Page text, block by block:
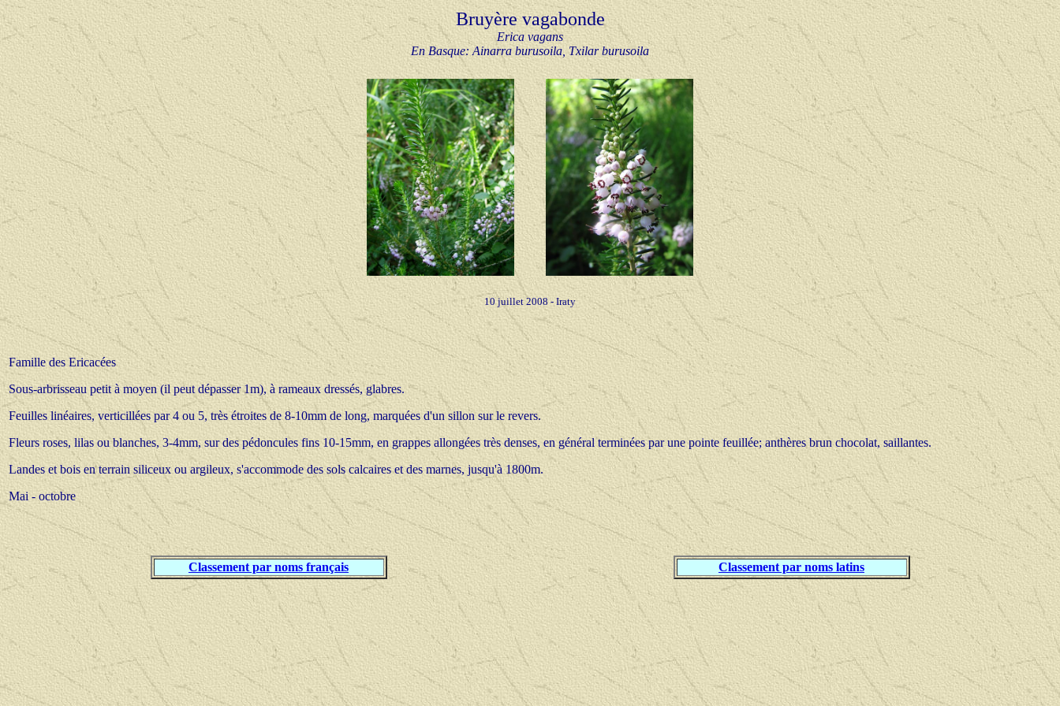
Bruyère vagabonde
Erica vagans
En Basque: Ainarra burusoila, Txilar burusoila
10 juillet 2008 - Iraty
Famille des Ericacées
Sous-arbrisseau petit à moyen (il peut dépasser 1m), à rameaux dressés, glabres.
Feuilles linéaires, verticillées par 4 ou 5, très étroites de 8-10mm de long, marquées d'un sillon sur le revers.
Fleurs roses, lilas ou blanches, 3-4mm, sur des pédoncules fins 10-15mm, en grappes allongées très denses, en général terminées par une pointe feuillée; anthères brun chocolat, saillantes.
Landes et bois en terrain siliceux ou argileux, s'accommode des sols calcaires et des marnes, jusqu'à 1800m.
Mai - octobre
Classement par noms français Classement par noms latins